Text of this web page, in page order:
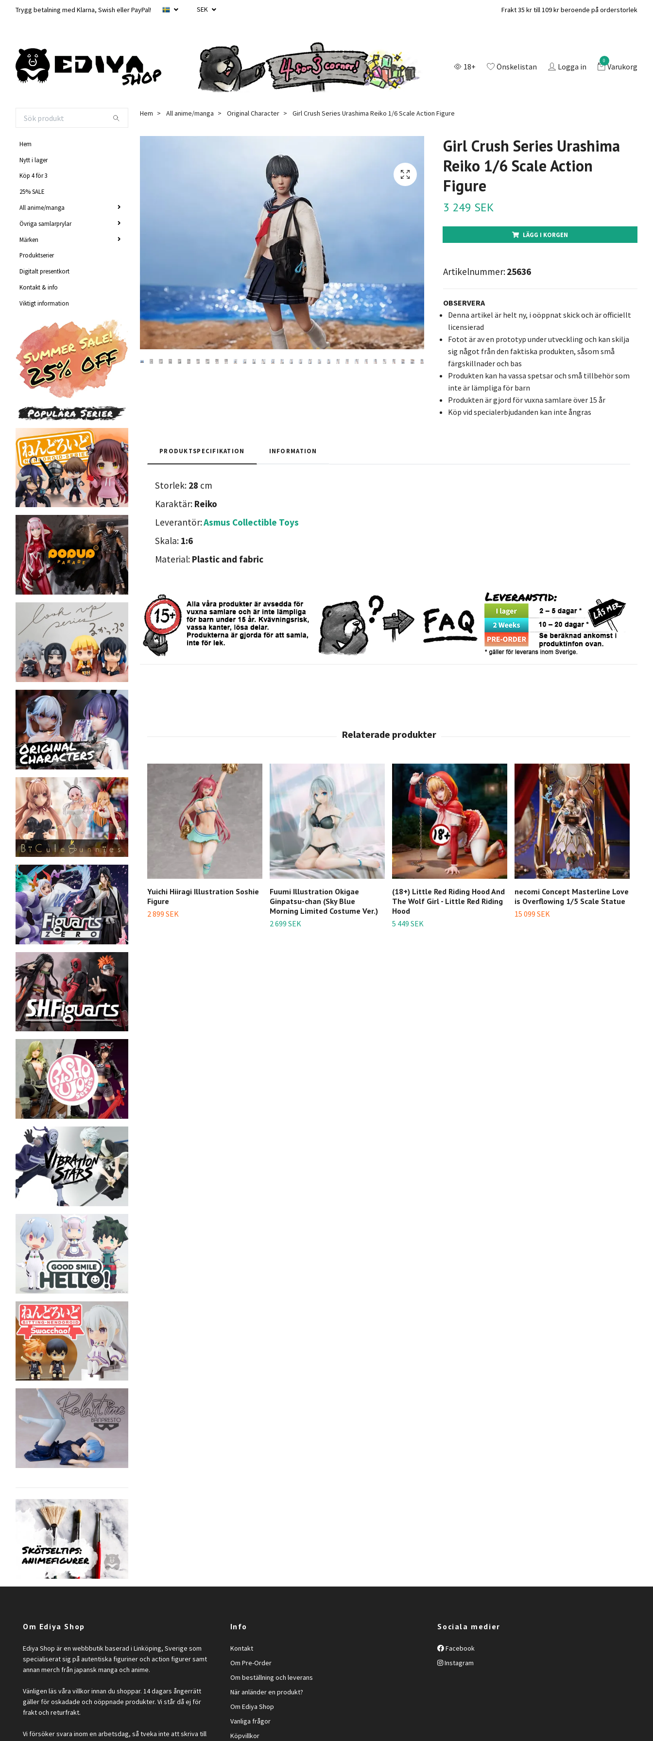
Trygg betalning med Klarna, Swish eller PayPal! SEK Frakt 35 kr till 109 kr beroende på orderstorlek
18+ Önskelistan Logga in
0
Varukorg
Hem
Nytt i lager
Köp 4 för 3
25% SALE
All anime/manga
Övriga samlarprylar
Märken
Produktserier
Digitalt presentkort
Kontakt & info
Viktigt information
Hem All anime/manga Original Character Girl Crush Series Urashima Reiko 1/6 Scale Action Figure
Girl Crush Series Urashima
Reiko 1/6 Scale Action
Figure
3 249 SEK
LÄGG I KORGEN
Artikelnummer:25636
OBSERVERA
Denna artikel är helt ny, i oöppnat skick och är officiellt
licensierad
Fotot är av en prototyp under utveckling och kan skilja
sig något från den faktiska produkten, såsom små
färgskillnader och bas
Produkten kan ha vassa spetsar och små tillbehör som
inte är lämpliga för barn
Produkten är gjord för vuxna samlare över 15 år
Köp vid specialerbjudanden kan inte ångras
PRODUKTSPECIFIKATION INFORMATION
Storlek: 28 cm
Karaktär: Reiko
Leverantör:Asmus Collectible Toys
Skala: 1:6
Material: Plastic and fabric
Yuichi Hiiragi Illustration Soshie
Figure
2 899 SEK
Fuumi Illustration Okigae
Ginpatsu-chan (Sky Blue
Morning Limited Costume Ver.)
2 699 SEK
(18+) Little Red Riding Hood And
The Wolf Girl - Little Red Riding
Hood
5 449 SEK
necomi Concept Masterline Love
is Overflowing 1/5 Scale Statue
15 099 SEK
Om Ediya Shop
Ediya Shop är en webbbutik baserad i Linköping, Sverige som
specialiserat sig på autentiska figuriner och action figurer samt
annan merch från japansk manga och anime.
Vänligen läs våra villkor innan du shoppar. 14 dagars ångerrätt
gäller för oskadade och oöppnade produkter. Vi står då ej för
frakt och returfrakt.
Vi försöker svara inom en arbetsdag, så tveka inte att skriva till
Info
Kontakt
Om Pre-Order
Om beställning och leverans
När anländer en produkt?
Om Ediya Shop
Vanliga frågor
Köpvillkor
Sociala medier
Facebook
Instagram